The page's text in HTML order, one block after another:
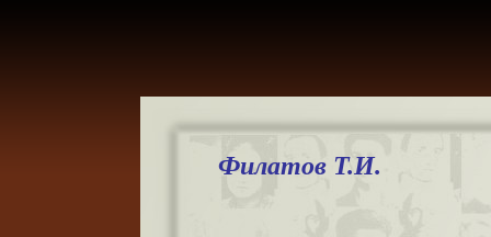
Филатов Т.И.